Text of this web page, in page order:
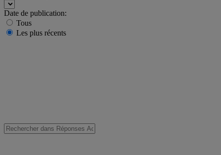
Date de publication:
Tous
Les plus récents